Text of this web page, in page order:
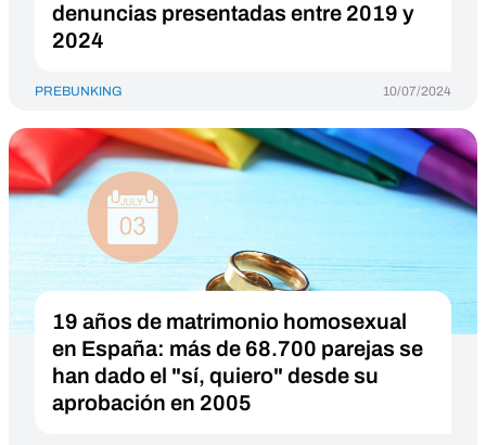
denuncias presentadas entre 2019 y
2024
PREBUNKING 10/07/2024
19 años de matrimonio homosexual
en España: más de 68.700 parejas se
han dado el "sí, quiero" desde su
aprobación en 2005